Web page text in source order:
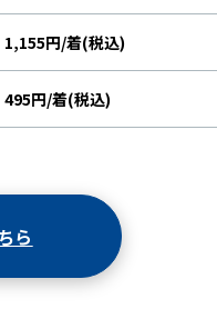
1,155円/着(税込)
495円/着(税込)
ら